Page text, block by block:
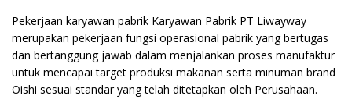
Pekerjaan karyawan pabrik Karyawan Pabrik PT Liwayway
merupakan pekerjaan fungsi operasional pabrik yang bertugas
dan bertanggung jawab dalam menjalankan proses manufaktur
untuk mencapai target produksi makanan serta minuman brand
Oishi sesuai standar yang telah ditetapkan oleh Perusahaan.